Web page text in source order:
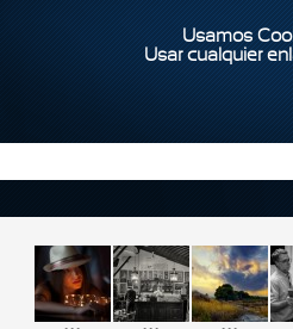
Usamos
Usar cualquier
... ... ...